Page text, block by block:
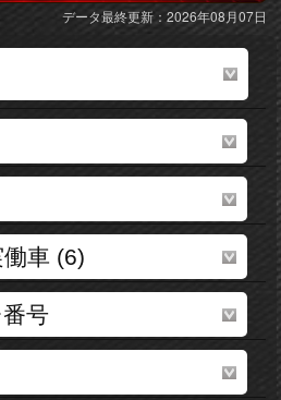
データ最終更新：2026年08月07日